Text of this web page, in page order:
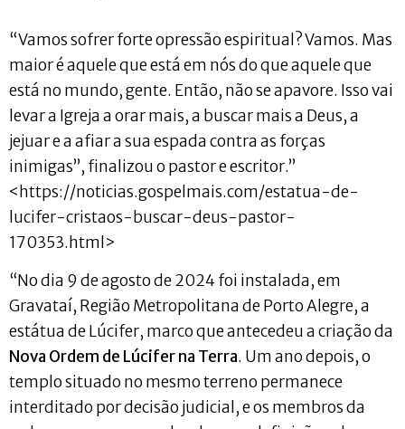
“Vamos sofrer forte opressão espiritual? Vamos. Mas
maior é aquele que está em nós do que aquele que
está no mundo, gente. Então, não se apavore. Isso vai
levar a Igreja a orar mais, a buscar mais a Deus, a
jejuar e a afiar a sua espada contra as forças
inimigas”, finalizou o pastor e escritor.”
<https://noticias.gospelmais.com/estatua-de-
lucifer-cristaos-buscar-deus-pastor-
170353.html>
“No dia 9 de agosto de 2024 foi instalada, em
Gravataí, Região Metropolitana de Porto Alegre, a
estátua de Lúcifer, marco que antecedeu a criação da
Nova Ordem de Lúcifer na Terra. Um ano depois, o
templo situado no mesmo terreno permanece
interditado por decisão judicial, e os membros da